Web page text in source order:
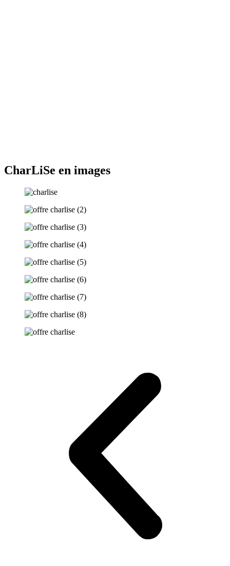
CharLiSe en images